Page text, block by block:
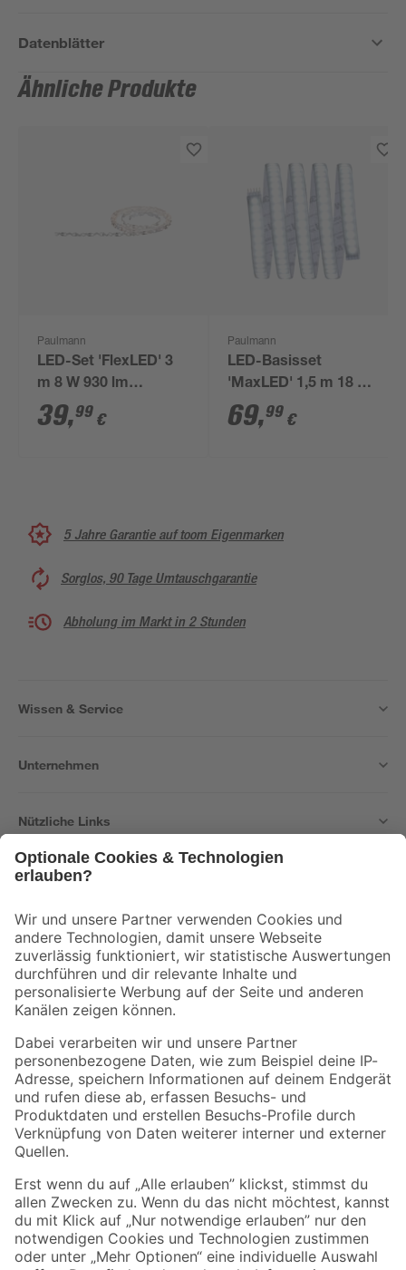
Datenblätter
Ähnliche Produkte
Paulmann
LED-Set 'FlexLED' 3
m 8 W 930 lm
warmweiß, weiß
39,99 €
Paulmann
LED-Basisset
'MaxLED' 1,5 m 18 W
1320 lm kaltweiß,
silber
69,99 €
5 Jahre Garantie auf toom Eigenmarken
Sorglos, 90 Tage Umtauschgarantie
Abholung im Markt in 2 Stunden
Wissen & Service
Unternehmen
Nützliche Links
Der toom Newsletter: Keine Angebote und Aktionen mehr verpassen!
Zur Newsletter Anmeldung
Folge uns
Zahlungsarten Versandarten
Sicher einkaufen
Jetzt die toom-App herunterladen